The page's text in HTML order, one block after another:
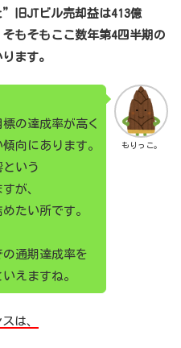
旧JTビル売却益は413億
もそもここ数年第4四半期の
ます。
もりっこ。
の達成率が高く
向にあります。
いう
が、
たい所です。
通期達成率を
えますね。
は、